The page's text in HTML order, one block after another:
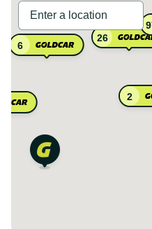
2
26
6